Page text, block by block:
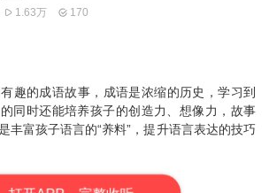
1.63万 170
趣的成语故事， 成语是浓缩的历史，学习到
同时还能培养孩子的创造力、想像力，故事
丰富孩子语言的“养料”，提升语言表达的技巧